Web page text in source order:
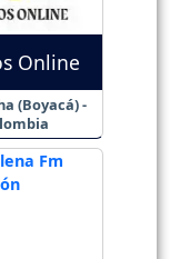
Online
(Boyacá) -